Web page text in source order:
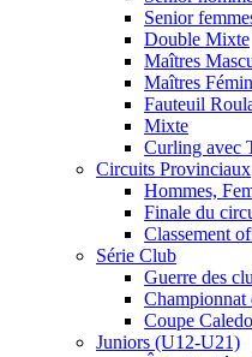
Senior
Double Mixte
Maîtres
Maîtres
Fauteuil
Mixte
Curling avec
Circuits Provinciaux
Hommes,
Finale du
Classement
Série Club
Guerre des
Championnat
Coupe
Juniors (U12-U21)